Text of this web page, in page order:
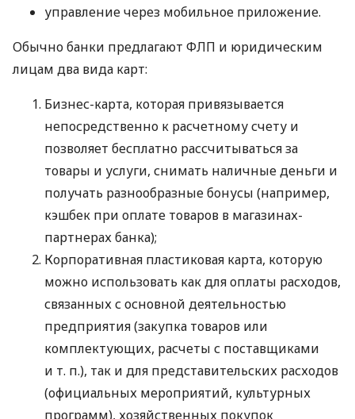
управление через мобильное приложение.
Обычно банки предлагают ФЛП и юридическим
лицам два вида карт:
Бизнес-карта, которая привязывается
непосредственно к расчетному счету и
позволяет бесплатно рассчитываться за
товары и услуги, снимать наличные деньги и
получать разнообразные бонусы (например,
кэшбек при оплате товаров в магазинах-
партнерах банка);
Корпоративная пластиковая карта, которую
можно использовать как для оплаты расходов,
связанных с основной деятельностью
предприятия (закупка товаров или
комплектующих, расчеты с поставщиками
и т. п.), так и для представительских расходов
(официальных мероприятий, культурных
программ), хозяйственных покупок